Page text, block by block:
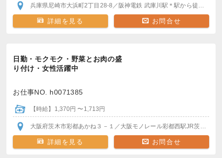
兵庫県尼崎市大浜町2丁目28-8 ／阪神電鉄 武庫川駅 ＊駅から徒歩30分
詳細を見る お問合せ
日勤・モクモク・野菜とお肉の盛
り付け・女性活躍中
お仕事NO. h0071385
【時給】1,370円 〜1,713円
大阪府茨木市彩都あかね３－１ ／大阪モノレール彩都西駅JR茨木駅
詳細を見る お問合せ